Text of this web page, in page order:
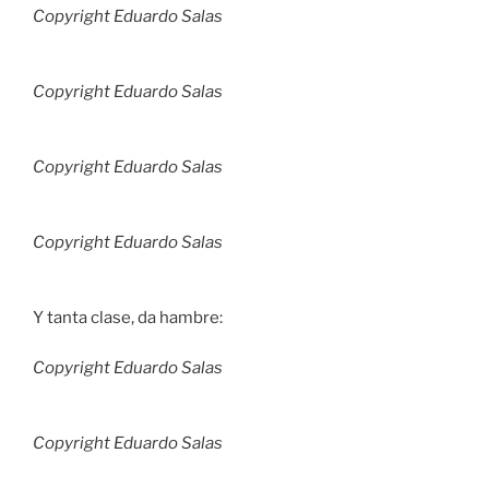
Copyright Eduardo Salas
Copyright Eduardo Salas
Copyright Eduardo Salas
Copyright Eduardo Salas
Y tanta clase, da hambre:
Copyright Eduardo Salas
Copyright Eduardo Salas